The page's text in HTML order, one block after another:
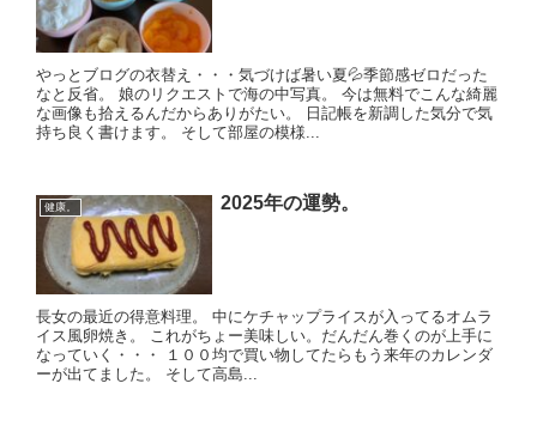
やっとブログの衣替え・・・気づけば暑い夏💦季節感ゼロだった
なと反省。 娘のリクエストで海の中写真。 今は無料でこんな綺麗
な画像も拾えるんだからありがたい。 日記帳を新調した気分で気
持ち良く書けます。 そして部屋の模様...
健康。 2025年の運勢。
長女の最近の得意料理。 中にケチャップライスが入ってるオムラ
イス風卵焼き。 これがちょー美味しい。だんだん巻くのが上手に
なっていく・・・ １００均で買い物してたらもう来年のカレンダ
ーが出てました。 そして高島...